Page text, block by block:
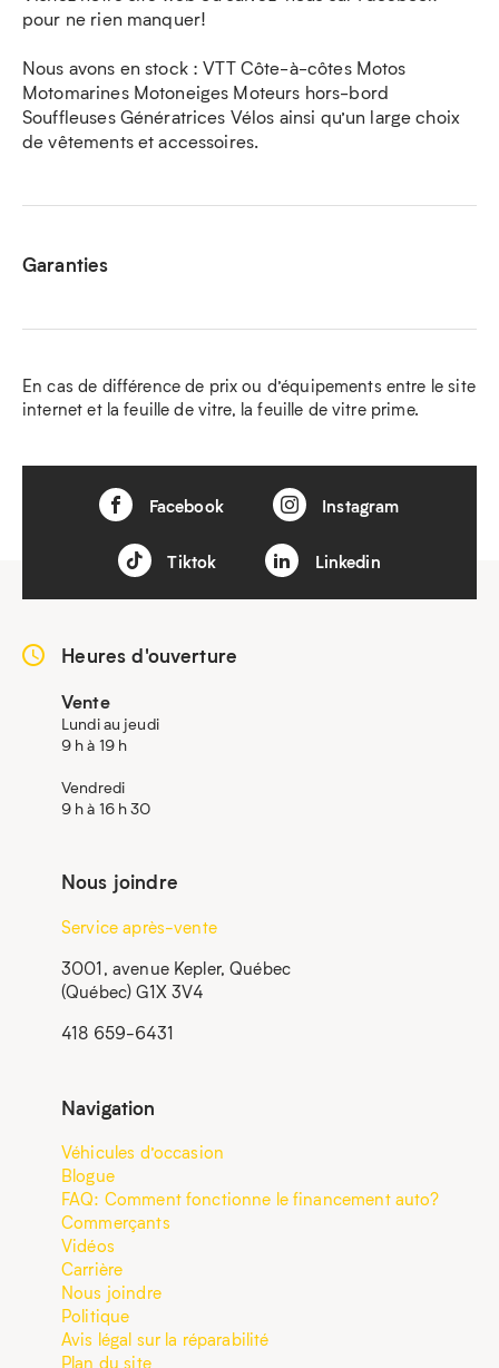
pour ne rien manquer!
Nous avons en stock : VTT Côte-à-côtes Motos
Motomarines Motoneiges Moteurs hors-bord
Souffleuses Génératrices Vélos ainsi qu’un large choix
de vêtements et accessoires.
Garanties
En cas de différence de prix ou d’équipements entre le site
internet et la feuille de vitre, la feuille de vitre prime.
Facebook Instagram
Tiktok Linkedin
Heures d'ouverture
Vente
Lundi au jeudi
9 h à 19 h
Vendredi
9 h à 16 h 30
Nous joindre
Service après-vente
3001, avenue Kepler, Québec
(Québec) G1X 3V4
418 659-6431
Navigation
Véhicules d’occasion
Blogue
FAQ: Comment fonctionne le financement auto?
Commerçants
Vidéos
Carrière
Nous joindre
Politique
Avis légal sur la réparabilité
Plan du site